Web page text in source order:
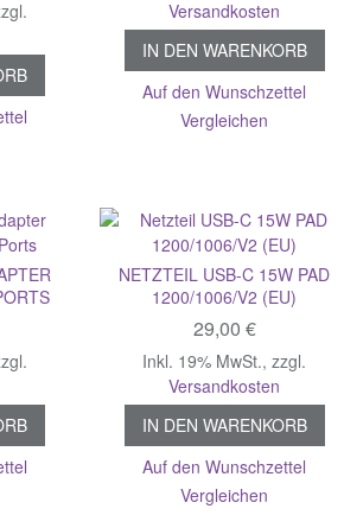
Versandkosten
IN DEN WARENKORB
Auf den Wunschzettel
Vergleichen
NETZTEIL USB-C 15W PAD
1200/1006/V2 (EU)
29,00 €
Inkl. 19% MwSt.,zzgl.
Versandkosten
IN DEN WARENKORB
Auf den Wunschzettel
Vergleichen